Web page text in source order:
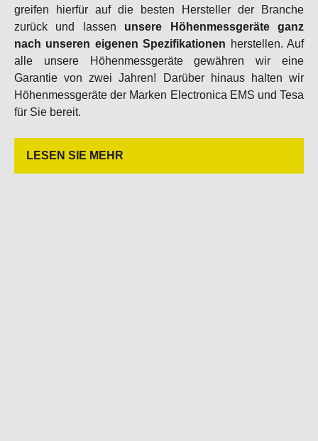
greifen hierfür auf die besten Hersteller der Branche
zurück und lassen unsere Höhenmessgeräte ganz
nach unseren eigenen Spezifikationen herstellen. Auf
alle unsere Höhenmessgeräte gewähren wir eine
Garantie von zwei Jahren! Darüber hinaus halten wir
Höhenmessgeräte der Marken Electronica EMS und Tesa
für Sie bereit.
LESEN SIE MEHR